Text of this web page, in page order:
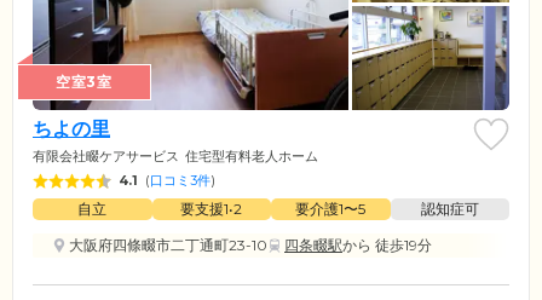
空室3室
ちよの里
有限会社畷ケアサービス 住宅型有料老人ホーム
4.1 (口コミ3件)
自立 要支援1•2 要介護1〜5
認知症可
大阪府四條畷市二丁通町23-10
四条畷駅から 徒歩19分